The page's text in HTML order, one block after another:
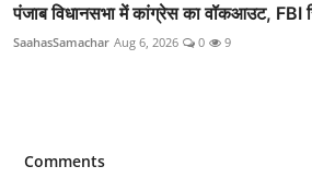
पंजाब विधानसभा में कांग्रेस का वॉकआउट, FBI
SaahasSamachar Aug 6, 2026 0 9
Comments